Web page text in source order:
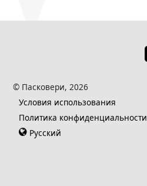
© Пасковери, 2026
Условия использования
Политика конфиденциальности
Русский